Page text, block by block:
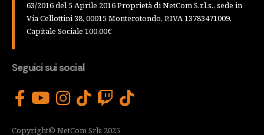
63/2016 del 5 Aprile 2016 Proprietà di NetCom S.r.l.s., sede in
Via Cellottini 38, 00015 Monterotondo, P.IVA 13783471009,
Capitale Sociale 100,00€
Seguici sui social
Copyright© NetCom Srls 2025